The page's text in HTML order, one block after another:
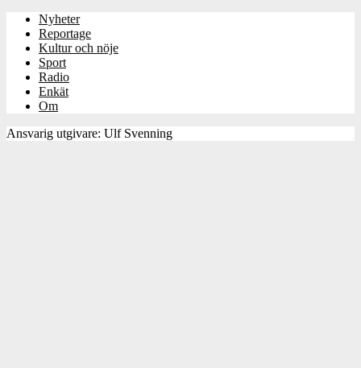
Nyheter
Reportage
Kultur och nöje
Sport
Radio
Enkät
Om
Ansvarig utgivare: Ulf Svenning